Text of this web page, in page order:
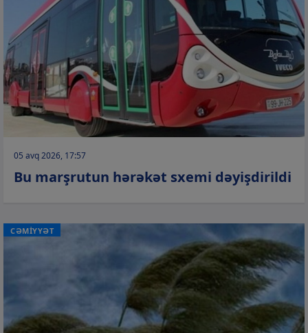
05 avq 2026, 17:57
Bu marşrutun hərəkət sxemi dəyişdirildi
CƏMİYYƏT